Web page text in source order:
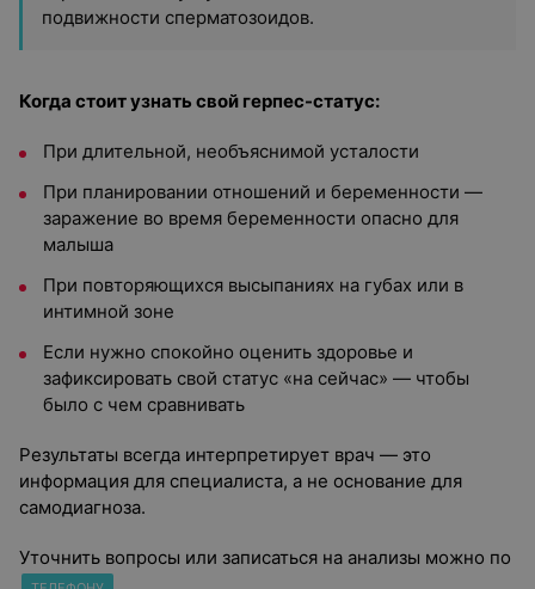
подвижности сперматозоидов.
Когда стоит узнать свой герпес-статус:
При длительной, необъяснимой усталости
При планировании отношений и беременности —
заражение во время беременности опасно для
малыша
При повторяющихся высыпаниях на губах или в
интимной зоне
Если нужно спокойно оценить здоровье и
зафиксировать свой статус «на сейчас» — чтобы
было с чем сравнивать
Результаты всегда интерпретирует врач — это
информация для специалиста, а не основание для
самодиагноза.
Уточнить вопросы или записаться на анализы можно по